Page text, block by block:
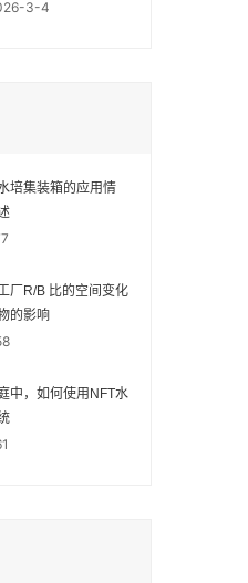
展 3-4
培集装箱的应用情
厂R/B 比的空间变化
的影响
中，如何使用NFT水